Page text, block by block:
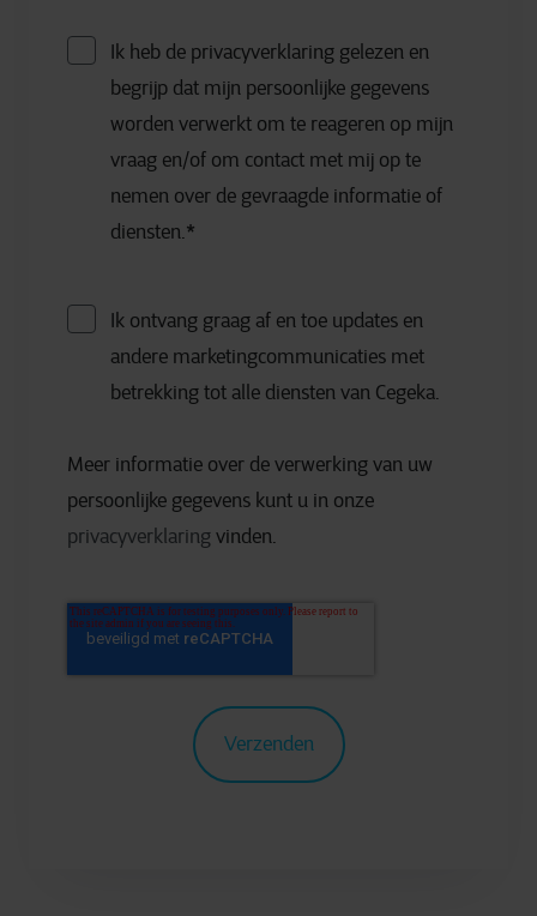
Ik heb de privacyverklaring gelezen en
begrijp dat mijn persoonlijke gegevens
worden verwerkt om te reageren op mijn
vraag en/of om contact met mij op te
nemen over de gevraagde informatie of
diensten.*
Ik ontvang graag af en toe updates en
andere marketingcommunicaties met
betrekking tot alle diensten van Cegeka.
Meer informatie over de verwerking van uw
persoonlijke gegevens kunt u in onze
privacyverklaring vinden.